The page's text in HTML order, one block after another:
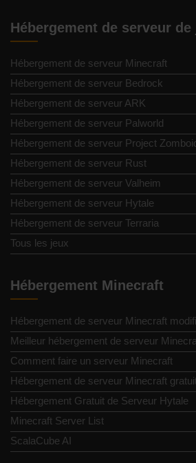
Hébergement de serveur de
Hébergement de serveur Minecraft
Hébergement de serveur Bedrock
Hébergement de serveur ARK
Hébergement de serveur Palworld
Hébergement de serveur Project
Hébergement de serveur Rust
Hébergement de serveur Valheim
Hébergement de serveur Hytale
Hébergement de serveur Terraria
Tous les jeux
Hébergement Minecraft
Hébergement de serveur Minecraft
Meilleur hébergement de serveur
Comment faire un serveur Minecraft
Hébergement de serveur Minecraft
Hébergement Gratuit de Serveur Hytale
Minecraft Server List
ScalaCube AI